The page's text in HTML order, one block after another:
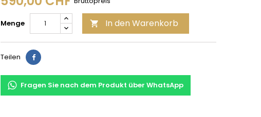
Menge  In den Warenkorb
Teilen Teilen
Fragen Sie nach dem Produkt über WhatsApp